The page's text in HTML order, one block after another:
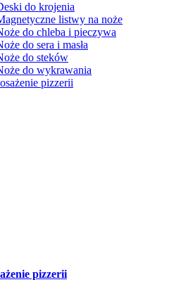
do krojenia
listwy na noże
do chleba i pieczywa
do sera i masła
do steków
do wykrawania
pizzerii